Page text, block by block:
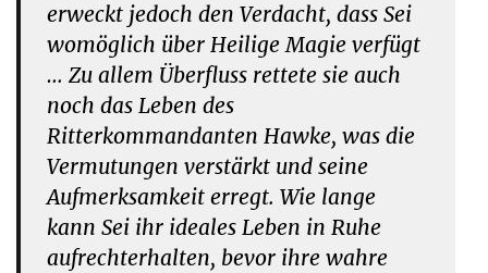
erweckt jedoch den Verdacht, dass Sei
womöglich über Heilige Magie verfügt
… Zu allem Überfluss rettete sie auch
noch das Leben des
Ritterkommandanten Hawke, was die
Vermutungen verstärkt und seine
Aufmerksamkeit erregt. Wie lange
kann Sei ihr ideales Leben in Ruhe
aufrechterhalten, bevor ihre wahre